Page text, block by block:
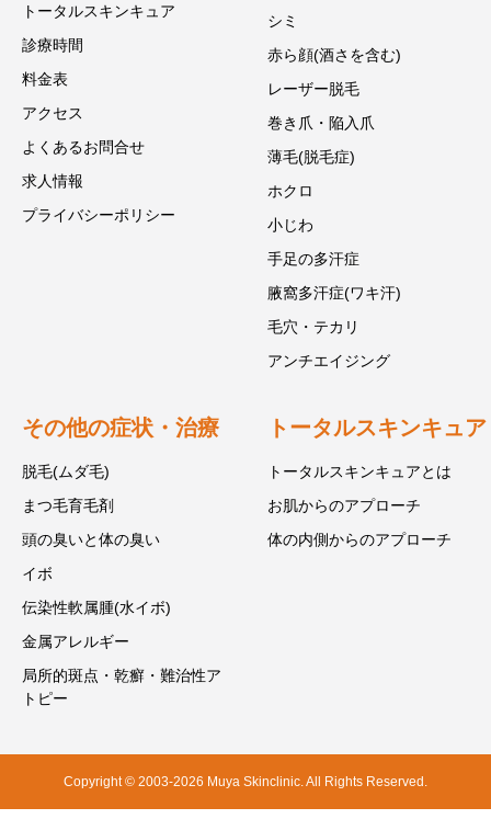
トータルスキンキュア
診療時間
料金表
アクセス
よくあるお問合せ
求人情報
プライバシーポリシー
シミ
赤ら顔(酒さを含む)
レーザー脱毛
巻き爪・陥入爪
薄毛(脱毛症)
ホクロ
小じわ
手足の多汗症
腋窩多汗症(ワキ汗)
毛穴・テカリ
アンチエイジング
その他の症状・治療
脱毛(ムダ毛)
まつ毛育毛剤
頭の臭いと体の臭い
イボ
伝染性軟属腫(水イボ)
金属アレルギー
局所的斑点・乾癬・難治性ア
トピー
トータルスキンキュア
トータルスキンキュアとは
お肌からのアプローチ
体の内側からのアプローチ
Copyright © 2003-2026 Muya Skinclinic. All Rights Reserved.